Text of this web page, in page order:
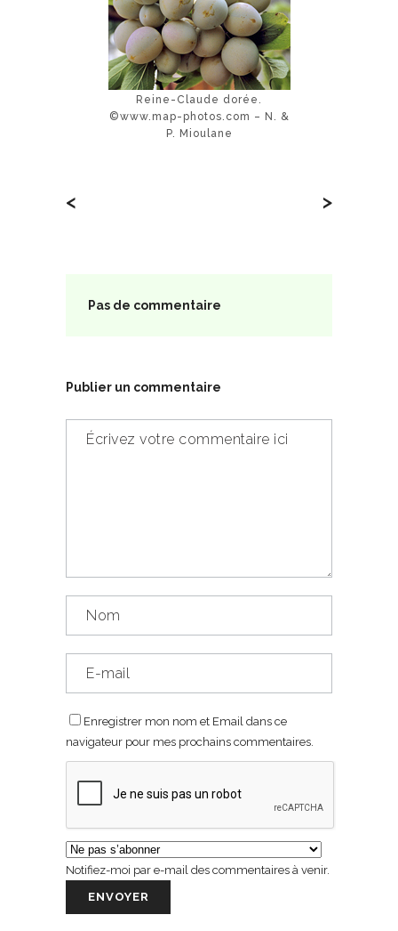
Reine-Claude dorée.
©www.map-photos.com – N. &
P. Mioulane
< >
Pas de commentaire
Publier un commentaire
Enregistrer mon nom et Email dans ce
navigateur pour mes prochains commentaires.
Notifiez-moi par e-mail des commentaires à venir.